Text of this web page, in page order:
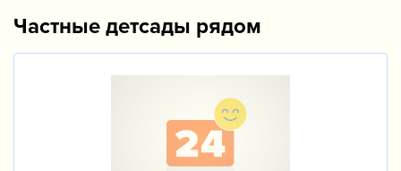
Частные детсады рядом